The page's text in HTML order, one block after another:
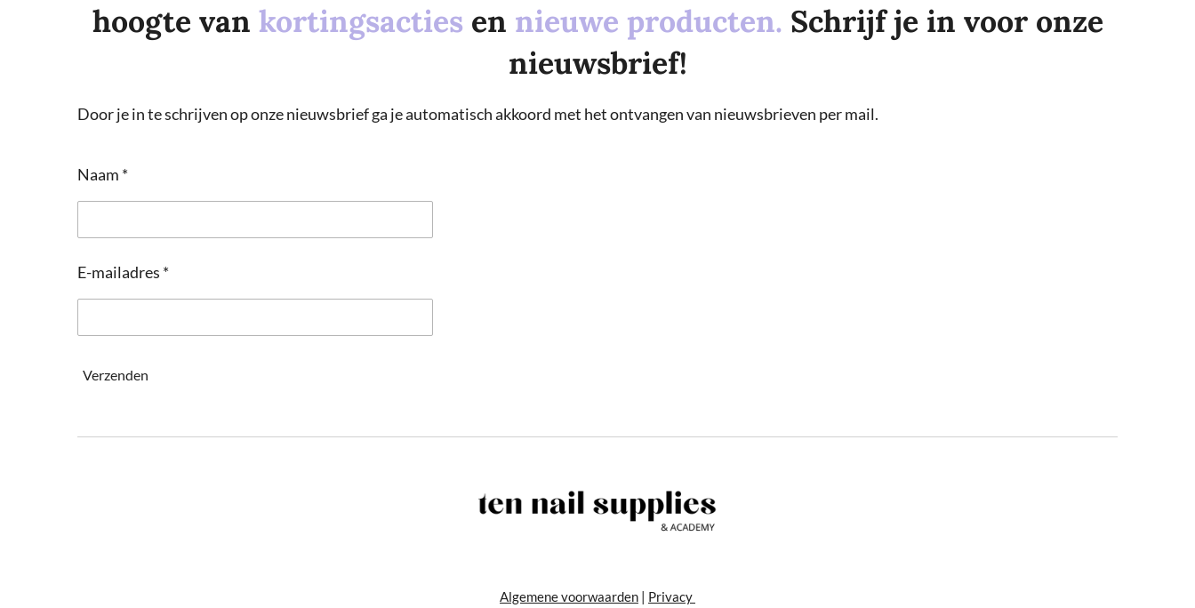
hoogte van kortingsacties en nieuwe producten. Schrijf je in voor onze
nieuwsbrief!
Door je in te schrijven op onze nieuwsbrief ga je automatisch akkoord met het ontvangen van nieuwsbrieven per mail.
Naam *
E-mailadres *
Verzenden
Algemene voorwaarden | Privacy